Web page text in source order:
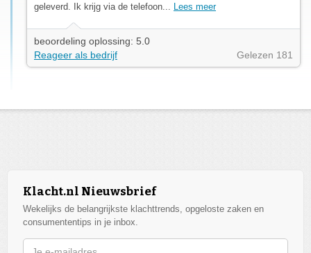
geleverd. Ik krijg via de telefoon... Lees meer
beoordeling oplossing: 5.0
Reageer als bedrijf
Gelezen 181
Klacht.nl Nieuwsbrief
Wekelijks de belangrijkste klachttrends, opgeloste zaken en
consumententips in je inbox.